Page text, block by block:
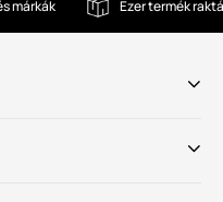
márkák Ezer termék